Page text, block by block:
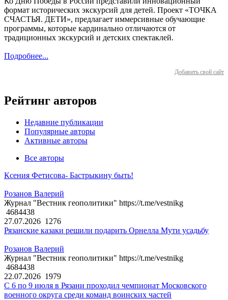
формат исторических экскурсий для детей. Проект «ТОЧКА
СЧАСТЬЯ. ДЕТИ», предлагает иммерсивные обучающие
программы, которые кардинально отличаются от
традиционных экскурсий и детских спектаклей.
Подробнее...
Добавить свой сайт
Рейтинг авторов
Недавние публикации
Популярные авторы
Активные авторы
Все авторы
Ксения Фетисова- Бастрыкину быть!
Розанов Валерий
Журнал "Вестник геополитики" https://t.me/vestnikg
4684438
27.07.2026 1276
Рязанские казаки решили подарить Орнелла Мути усадьбу
Розанов Валерий
Журнал "Вестник геополитики" https://t.me/vestnikg
4684438
22.07.2026 1979
С 6 по 9 июля в Рязани проходил чемпионат Московского
военного округа среди команд воинских частей